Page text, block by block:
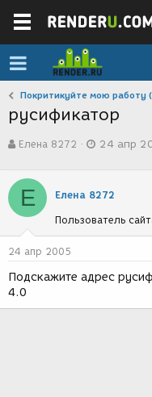
Покритикуйте мою работу
русификатор
в
о
р
т
е
м
ы
Елена 8272
а
с
з
д
и
24 апр
Е Елена 8272
Пользователь
24 апр 2005
Подскажите адрес
4.0